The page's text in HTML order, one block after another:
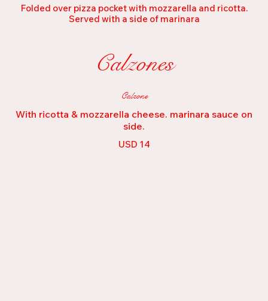
Folded over pizza pocket with mozzarella and ricotta.
Served with a side of marinara
Calzones
Calzone
With ricotta & mozzarella cheese. marinara sauce on
side.
USD 14